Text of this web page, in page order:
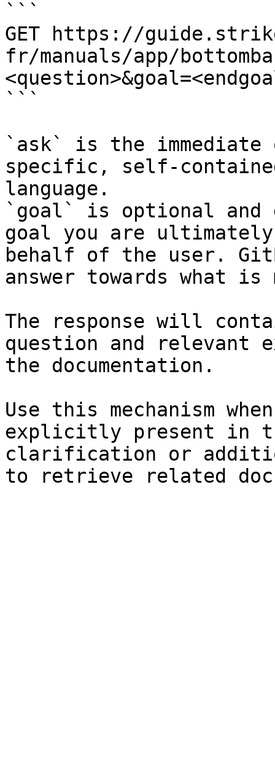
```
GET https://
fr/manuals/app/
```
`ask` is the
specific, self-
language.
`goal` is optional and
goal you are
behalf of the user.
answer towards what
The response will
question and relevant
the documentation.
Use this mechanism
explicitly present in
clarification or